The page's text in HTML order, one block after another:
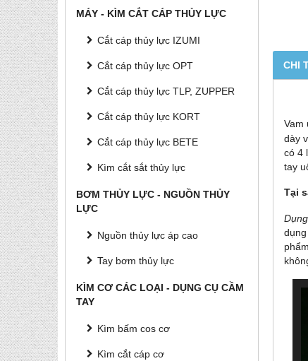
MÁY - KÌM CẮT CÁP THỦY LỰC
Cắt cáp thủy lực IZUMI
Cắt cáp thủy lực OPT
Cắt cáp thủy lực TLP, ZUPPER
Cắt cáp thủy lực KORT
Cắt cáp thủy lực BETE
Kìm cắt sắt thủy lực
BƠM THỦY LỰC - NGUỒN THỦY
LỰC
Nguồn thủy lực áp cao
Tay bơm thủy lực
KÌM CƠ CÁC LOẠI - DỤNG CỤ CẦM
TAY
Kìm bấm cos cơ
Kìm cắt cáp cơ
CHI
Vam
dày
có 4
tay
Tại